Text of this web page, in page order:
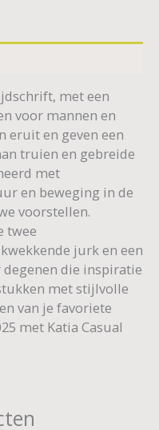
met een
voor mannen en
eruit en geven een
truien en gebreide
met
en beweging in de
voorstellen.
twee
jurk en een
die inspiratie
met stijlvolle
van je favoriete
met Katia Casual